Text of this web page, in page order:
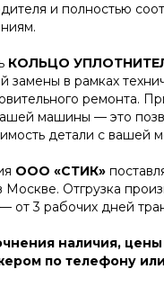
и полностью
КОЛЬЦО
замены в рамках
ремонта.
машины — это
детали с вашей
ООО «СТИК»
Москве. Отгрузка
от 3 рабочих дней
наличия,
по телефону или